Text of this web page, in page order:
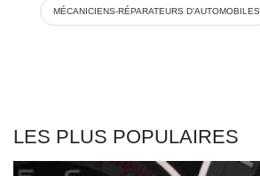
MÉCANICIENS-RÉPARATEURS D’AUTOMOBILES
LES PLUS POPULAIRES